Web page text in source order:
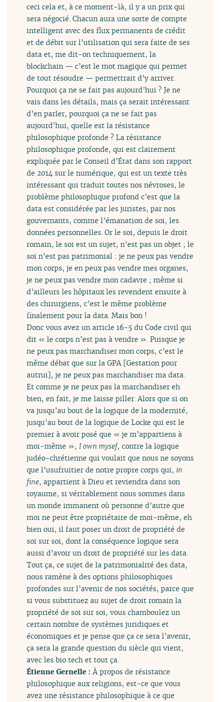
ceci cela et, à ce moment-là, il y a un prix qui
sera négocié. Chacun aura une sorte de compte
intelligent avec des flux permanents de crédit
et de débit sur l’utilisation qui sera faite de ses
data et, me dit-on techniquement, la
blockchain — c’est le mot magique qui permet
de tout résoudre — permettrait d’y arriver.
Pourquoi ça ne se fait pas aujourd’hui ? Je ne
vais dans les détails, mais ça serait intéressant
d’en parler, pourquoi ça ne se fait pas
aujourd’hui, quelle est la résistance
philosophique profonde ? La résistance
philosophique profonde, qui est clairement
expliquée par le Conseil d’État dans son rapport
de 2014 sur le numérique, qui est un texte très
intéressant qui traduit toutes nos névroses, le
problème philosophique profond c’est que la
data est considérée par les juristes, par nos
gouvernants, comme l’émanation de soi, les
données personnelles. Or le soi, depuis le droit
romain, le soi est un sujet, n’est pas un objet ; le
soi n’est pas patrimonial : je ne peux pas vendre
mon corps, je en peux pas vendre mes organes,
je ne peux pas vendre mon cadavre ; même si
d’ailleurs les hôpitaux les revendent ensuite à
des chirurgiens, c’est le même problème
finalement pour la data. Mais bon !
Donc vous avez un article 16-5 du Code civil qui
dit « le corps n’est pas à vendre ». Puisque je
ne peux pas marchandiser mon corps, c’est le
même débat que sur la GPA [Gestation pour
autrui], je ne peux pas marchandiser ma data.
Et comme je ne peux pas la marchandiser eh
bien, en fait, je me laisse piller. Alors que si on
va jusqu’au bout de la logique de la modernité,
jusqu’au bout de la logique de Locke qui est le
premier à avoir posé que « je m’appartiens à
moi-même »,I own mysef, contre la logique
judéo-chrétienne qui voulait que nous ne soyons
que l’usufruitier de notre propre corps qui, in
fine, appartient à Dieu et reviendra dans son
royaume, si véritablement nous sommes dans
un monde immanent où personne d’autre que
moi ne peut être propriétaire de moi-même, eh
bien oui, il faut poser un droit de propriété de
soi sur soi, dont la conséquence logique sera
aussi d’avoir un droit de propriété sur les data.
Tout ça, ce sujet de la patrimonialité des data,
nous ramène à des options philosophiques
profondes sur l’avenir de nos sociétés, parce que
si vous substituez au sujet de droit romain la
propriété de soi sur soi, vous chamboulez un
certain nombre de systèmes juridiques et
économiques et je pense que ça ce sera l’avenir,
ça sera la grande question du siècle qui vient,
avec les bio tech et tout ça.
Étienne Gernelle :À propos de résistance
philosophique aux religions, est-ce que vous
avez une résistance philosophique à ce que